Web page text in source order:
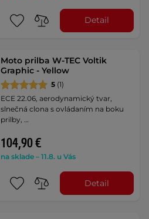
Detail
Moto prilba W-TEC Voltik
Graphic - Yellow
5 (1)
ECE 22.06, aerodynamický tvar,
slnečná clona s ovládaním na boku
prilby, …
104,90 €
na sklade – 11.8. u Vás
Detail